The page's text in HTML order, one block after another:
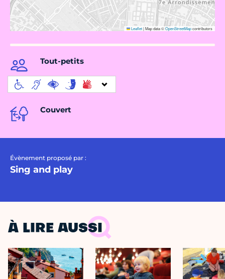
Leaflet|Map data ©OpenStreetMapcontributors
Tout-petits
Couvert
Évènement proposé par :
Sing and play
À LIRE AUSSI